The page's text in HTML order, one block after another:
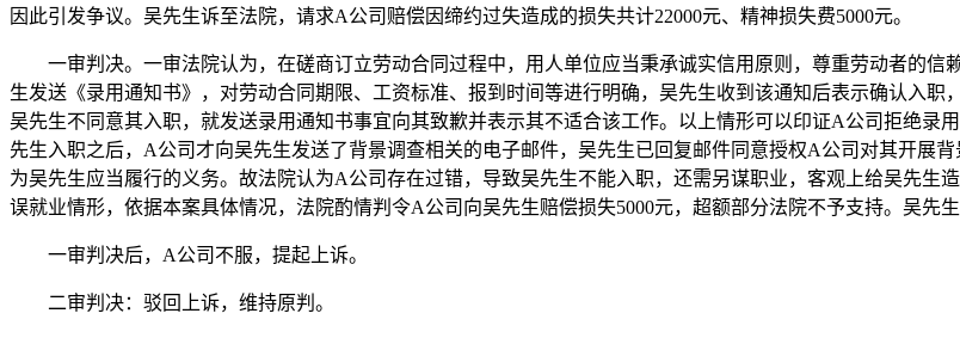
因此引发争议。吴先生诉至法院，请求A公司赔偿因缔约过失造成的损失共计22000元、精神损失费5000元。
一审判决。一审法院认为，在磋商订立劳动合同过程中，用人单位应当秉承诚实信用原则，尊重劳动者的信
生发送《录用通知书》，对劳动合同期限、工资标准、报到时间等进行明确，吴先生收到该通知后表示确认入
吴先生不同意其入职，就发送录用通知书事宜向其致歉并表示其不适合该工作。以上情形可以印证A公司拒绝录
先生入职之后，A公司才向吴先生发送了背景调查相关的电子邮件，吴先生已回复邮件同意授权A公司对其开展
为吴先生应当履行的义务。故法院认为A公司存在过错，导致吴先生不能入职，还需另谋职业，客观上给吴先
误就业情形，依据本案具体情况，法院酌情判令A公司向吴先生赔偿损失5000元，超额部分法院不予支持。吴先
一审判决后， A公司不服，提起上诉。
二审判决：驳回上诉，维持原判。